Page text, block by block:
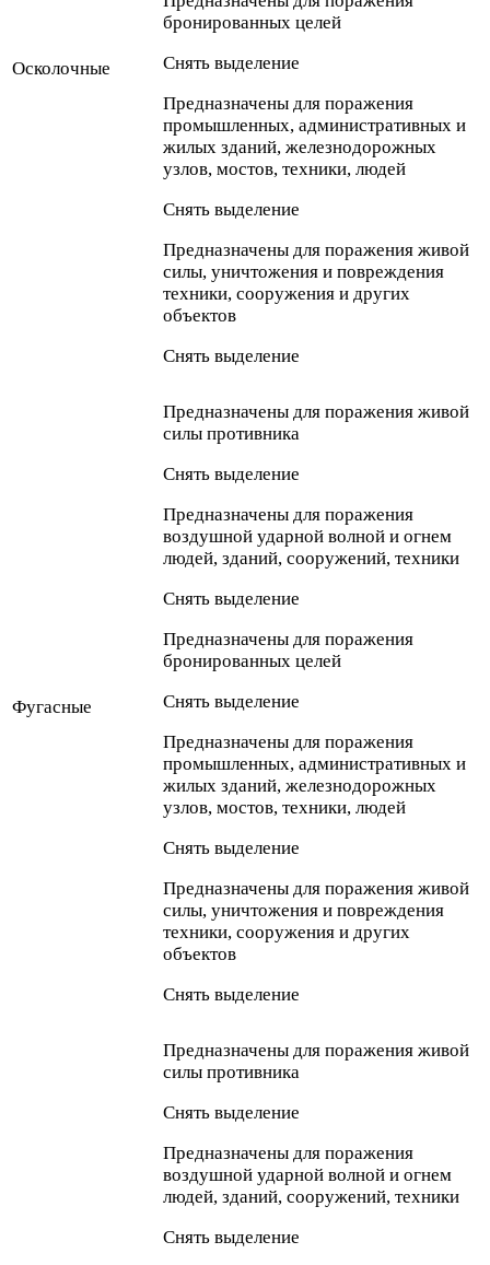
Осколочные
бронированных целей
Снять выделение
Предназначены для поражения
промышленных, административных и
жилых зданий, железнодорожных
узлов, мостов, техники, людей
Снять выделение
Предназначены для поражения живой
силы, уничтожения и повреждения
техники, сооружения и других
объектов
Снять выделение
Фугасные
Предназначены для поражения живой
силы противника
Снять выделение
Предназначены для поражения
воздушной ударной волной и огнем
людей, зданий, сооружений, техники
Снять выделение
Предназначены для поражения
бронированных целей
Снять выделение
Предназначены для поражения
промышленных, административных и
жилых зданий, железнодорожных
узлов, мостов, техники, людей
Снять выделение
Предназначены для поражения живой
силы, уничтожения и повреждения
техники, сооружения и других
объектов
Снять выделение
Предназначены для поражения живой
силы противника
Снять выделение
Предназначены для поражения
воздушной ударной волной и огнем
людей, зданий, сооружений, техники
Снять выделение